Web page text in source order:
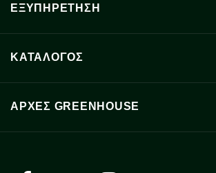
ΕΞΥΠΗΡΕΤΗΣΗ
ΚΑΤΑΛΟΓΟΣ
ΑΡΧΈΣ GREENHOUSE